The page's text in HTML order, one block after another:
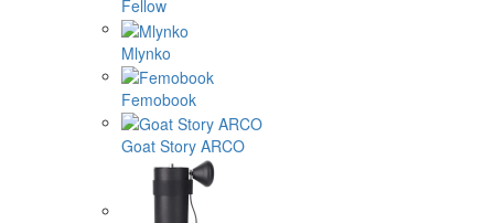
Fellow
Mlynko
Femobook
Goat Story ARCO